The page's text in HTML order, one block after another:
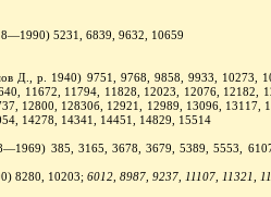
5231, 6839, 9632, 10659
Д., р. 1940) 9751, 9768, 9858, 9933, 10273,
11672, 11794, 11828, 12023, 12076, 12182,
12800, 12830б, 12921, 12989, 13096, 13117,
14278, 14341, 14451, 14829, 15514
385, 3165, 3678, 3679, 5389, 5553,
8280, 10203; 6012, 8987, 9237, 11107, 11321,